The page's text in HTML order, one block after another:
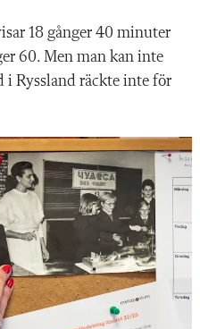
18 gånger 40 minuter
60. Men man kan inte
i Ryssland räckte inte för